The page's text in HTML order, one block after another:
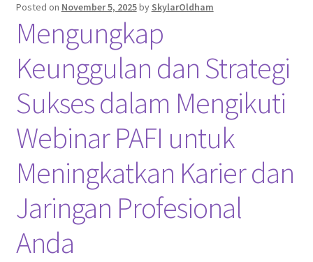
Tentang Kami
Posted on November 5, 2025by SkylarOldham
Mengungkap
Keunggulan dan Strategi
Sukses dalam Mengikuti
Webinar PAFI untuk
Meningkatkan Karier dan
Jaringan Profesional
Anda